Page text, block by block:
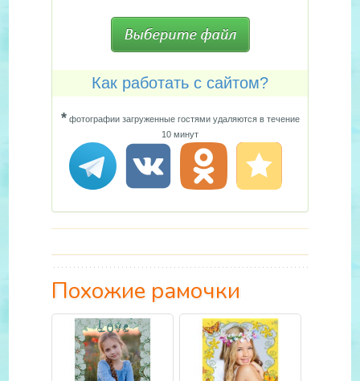
Как работать с сайтом?
*фотографии загруженные гостями удаляются в течение
10 минут
Похожие рамочки